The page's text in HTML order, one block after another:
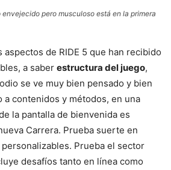
pero musculoso está en la primera
aspectos de RIDE 5 que han recibido
a saber estructura del juego,
se ve muy bien pensado y bien
a contenidos y métodos, en una
la pantalla de bienvenida es
Carrera. Prueba suerte en
Prueba el sector
desafíos tanto en línea como